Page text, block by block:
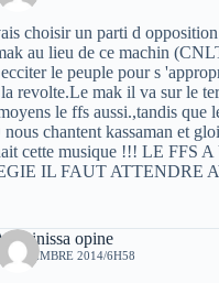
choisir un parti d
au lieu de ce machin
le peuple pour s
revolte.Le mak il va sur le
le ffs aussi.,tandis que
chantent kassaman et
cette musique !!! LE FFS
IL FAUT ATTENDRE
opine
NOVEMBRE 2014/6H58